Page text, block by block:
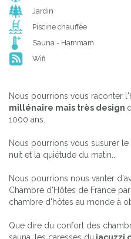
Jardin
Piscine chauffée
Sauna - Hammam
Wifi
Nous pourrions vous raconter
millénaire mais très design
1000 ans.
Nous pourrions vous susurer
nuit et la quiétude du matin...
Nous pourrions nous vanter
Chambre d'Hôtes de France
chambre d'hôtes au monde à
Que dire du confort des